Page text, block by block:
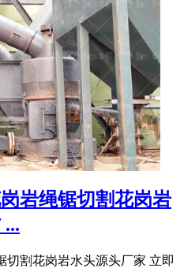
岩绳锯切割花岗岩
切割花岗岩水头源头厂家 立即